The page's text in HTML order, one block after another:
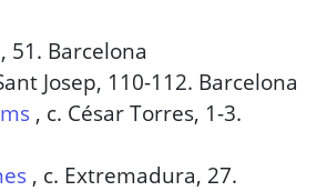
51. Barcelona
Josep, 110-112. Barcelona
, c. César Torres, 1-3.
, c. Extremadura, 27.